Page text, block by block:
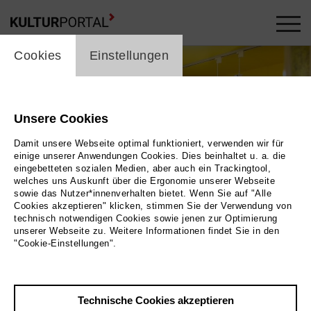
cookie_layer
Cookies Einstellungen
Unsere Cookies
Damit unsere Webseite optimal funktioniert, verwenden wir für
einige unserer Anwendungen Cookies. Dies beinhaltet u. a. die
eingebetteten sozialen Medien, aber auch ein Trackingtool,
welches uns Auskunft über die Ergonomie unserer Webseite
sowie das Nutzer*innenverhalten bietet. Wenn Sie auf "Alle
Cookies akzeptieren" klicken, stimmen Sie der Verwendung von
technisch notwendigen Cookies sowie jenen zur Optimierung
unserer Webseite zu. Weitere Informationen findet Sie in den
"Cookie-Einstellungen".
Technische Cookies akzeptieren